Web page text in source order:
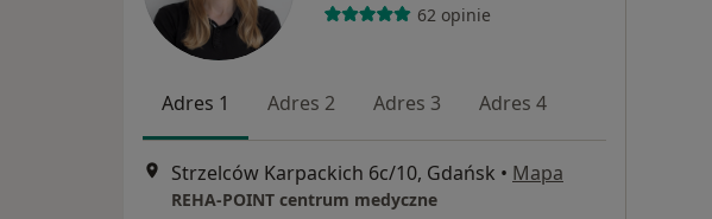
62 opinie
Adres 1 Adres 2 Adres 3 Adres 4
Strzelców Karpackich 6c/10, Gdańsk • Mapa
REHA-POINT centrum medyczne